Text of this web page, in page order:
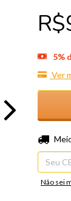
5%
Ver
Não sei